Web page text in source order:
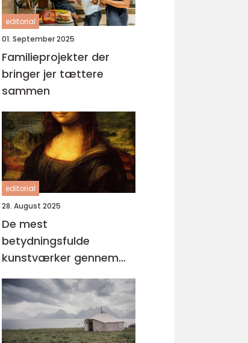
editorial
01. September 2025
Familieprojekter der
bringer jer tættere
sammen
editorial
28. August 2025
De mest
betydningsfulde
kunstværker gennem
tiderne